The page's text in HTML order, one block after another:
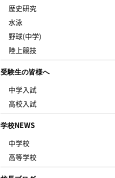
歴史研究
水泳
野球(中学)
陸上競技
受験生の皆様へ
中学入試
高校入試
学校NEWS
中学校
高等学校